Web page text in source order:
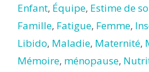
Enfant, Équipe, Estime de
Famille, Fatigue, Femme,
Libido, Maladie, Maternité,
Mémoire, ménopause,